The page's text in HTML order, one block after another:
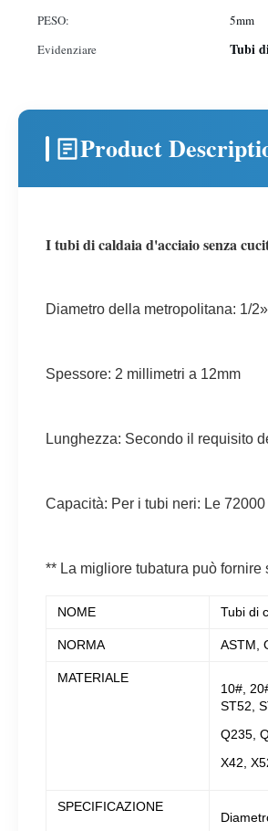
PESO: 5mm
Evidenziare
Tubi
Product
I tubi di caldaia d'acciaio senza
Diametro della metropolitana: 1/
Spessore: 2 millimetri a 12mm
Lunghezza: Secondo il requisito
Capacità: Per i tubi neri: Le
** La migliore tubatura può
NOME Tubi di
NORMA ASTM,
MATERIALE
10#,
ST52,
Q235,
X42,
SPECIFICAZIONE